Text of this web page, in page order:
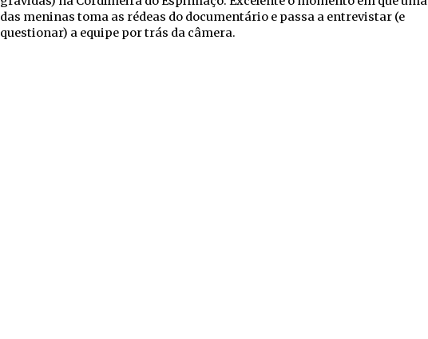
das meninas toma as rédeas do documentário e passa a entrevistar (e
questionar) a equipe por trás da câmera.